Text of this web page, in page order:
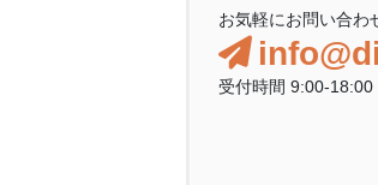
お気軽にお問い合わ
受付時間 9:00-